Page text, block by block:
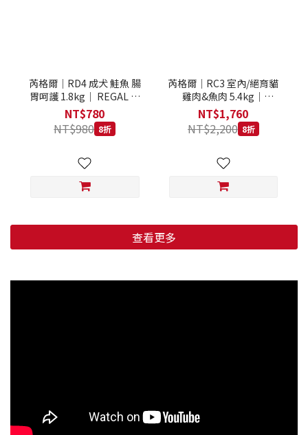
芮格爾｜RD4 成犬 鮭魚 腸
胃呵護 1.8kg｜ REGAL 天
然犬糧 狗飼料
NT$780
NT$980 8折
芮格爾｜RC3 室內/絕育貓
雞肉&魚肉 5.4kg｜
REGAL 天然貓糧 貓飼料
NT$1,760
NT$2,200 8折
查看更多